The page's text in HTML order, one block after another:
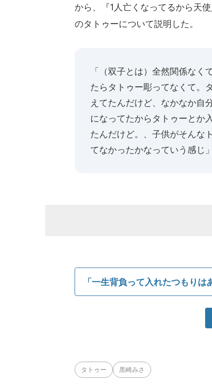
から、『1人亡くなってるから天
のタトゥーについて説明した。
「（双子とは）全然関係な
たらタトゥー彫ってなくて。
えてたんだけど、なかなか自
になってたからタトゥーとか
たんだけど。、子供がそんな
てなかったかなっていう感じ」
「一生背負って入れたつもりは
タトゥー 黒崎みさ